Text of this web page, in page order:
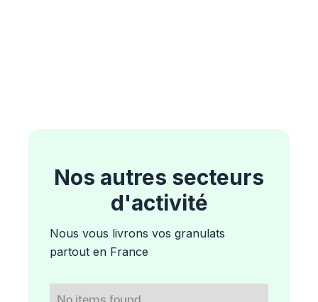
Nos autres secteurs
d'activité
Nous vous livrons vos granulats
partout en France